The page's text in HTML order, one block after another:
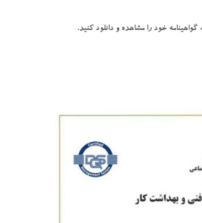
خود را مشاهده و دانلود کنید.